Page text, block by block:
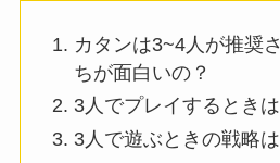
カタンは3~4人が推奨
ちが面白いの？
3人でプレイするとき
3人で遊ぶときの戦略